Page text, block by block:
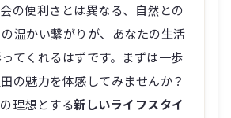
の便利さとは異なる、自然との
温かい繋がりが、あなたの生活
てくれるはずです。まずは一歩
の魅力を体感してみませんか？
理想とする新しいライフスタイ